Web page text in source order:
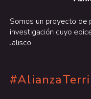
Somos un proyecto de
investigación cuyo
Jalisco.